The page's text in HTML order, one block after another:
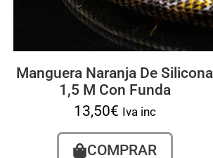
Manguera Naranja De Silicona
1,5 M Con Funda
13,50€ Iva inc
COMPRAR